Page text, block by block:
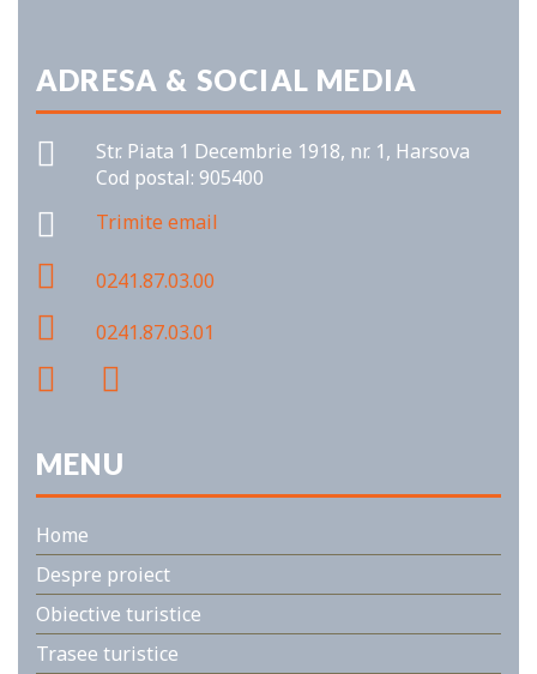
ADRESA & SOCIAL MEDIA
Str. Piata 1 Decembrie 1918, nr. 1, Harsova
Cod postal: 905400
Trimite email
0241.87.03.00
0241.87.03.01
MENU
Home
Despre proiect
Obiective turistice
Trasee turistice